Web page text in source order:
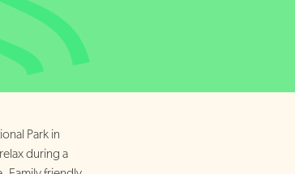
Park in
during a